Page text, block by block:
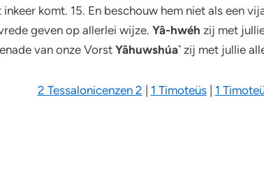
komt. 15. En beschouw hem niet als een
geven op allerlei wijze. Yâ-hwéh zij met
van onze VorstYâhuwshúa`zij met jullie
2 Tessalonicenzen 2 1 Timoteüs| 1